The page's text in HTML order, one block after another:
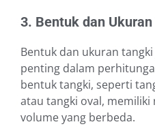
3. Bentuk dan
Bentuk dan ukuran
penting dalam
bentuk tangki, seperti
atau tangki oval,
volume yang berbeda.